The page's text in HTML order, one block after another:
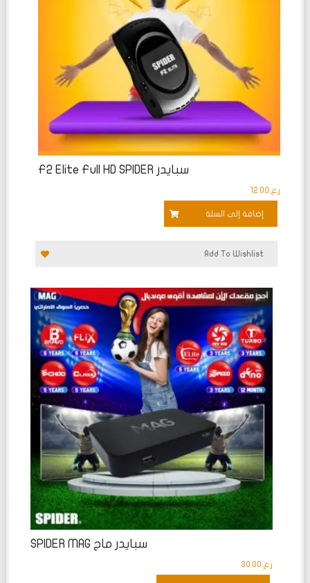
سبايدر F2 Elite Full HD SPIDER
ر.ع. 12.00
إضافة إلى السلة
Add To Wishlist
سبايدر ماج SPIDER MAG
تم
التقييم
0
من
5
ر.ع. 30.00